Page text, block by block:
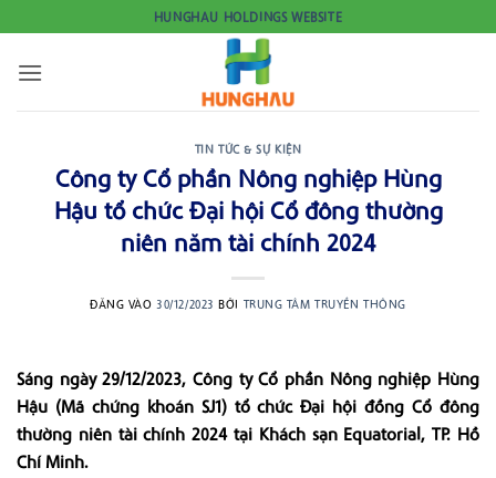
nội
HUNGHAU HOLDINGS WEBSITE
TIN TỨC & SỰ KIỆN
Công ty Cổ phần Nông nghiệp Hùng
Hậu tổ chức Đại hội Cổ đông thường
niên năm tài chính 2024
ĐĂNG VÀO 30/12/2023 BỞI TRUNG TÂM TRUYỀN THÔNG
Sáng ngày 29/12/2023, Công ty Cổ phần Nông nghiệp Hùng
Hậu (Mã chứng khoán SJ1) tổ chức Đại hội đồng Cổ đông
thường niên tài chính 2024 tại Khách sạn Equatorial, TP. Hồ
Chí Minh.